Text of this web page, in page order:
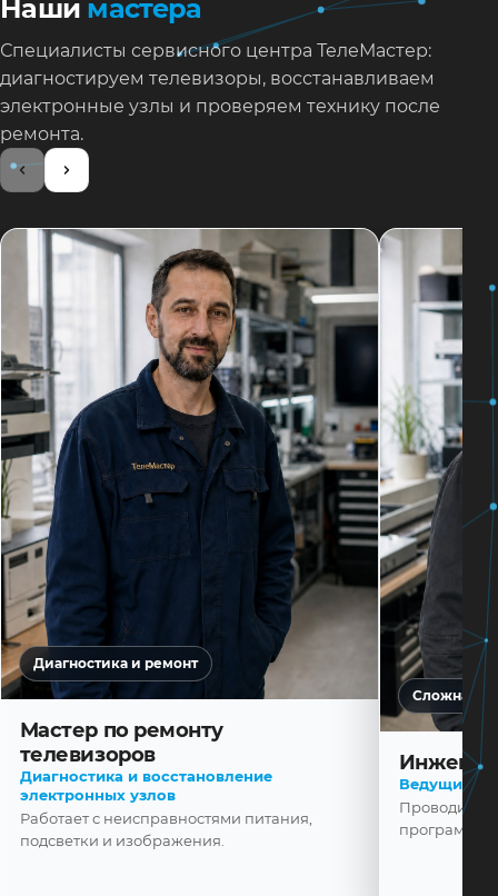
Наши мастера
Специалисты сервисного центра ТелеМастер:
диагностируем телевизоры, восстанавливаем
электронные узлы и проверяем технику после
ремонта.
Диагностика и ремонт
Мастер по ремонту
телевизоров
Диагностика и восстановление
электронных узлов
Работает с неисправностями питания,
подсветки и изображения.
Сложная
Ведущий
Проводит